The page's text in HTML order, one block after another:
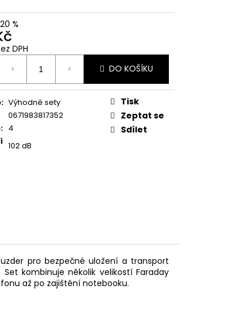
%
DPH
DO KOŠÍKU
: Výhodné sety
0671983817352
: 4
102 dB
Tisk
Zeptat se
Sdílet
pro bezpečné uložení a transport
kombinuje několik velikostí Faraday
až po zajištění notebooku.
GEN. M